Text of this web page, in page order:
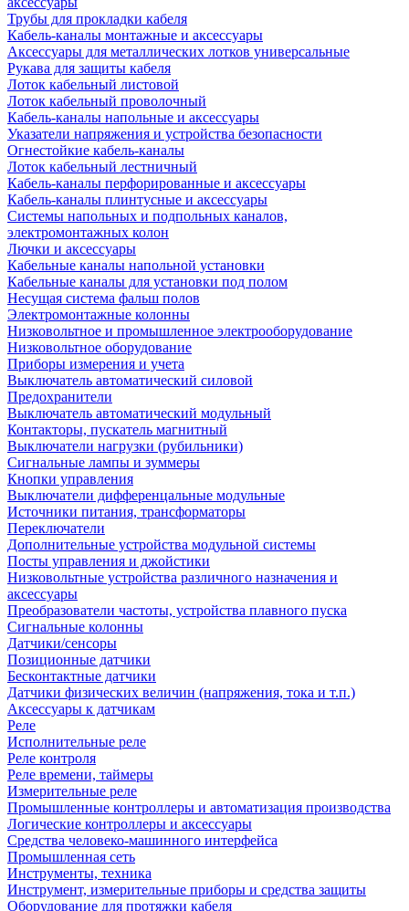
Трубы для прокладки кабеля
Кабель-каналы монтажные и аксессуары
Аксессуары для металлических лотков универсальные
Рукава для защиты кабеля
Лоток кабельный листовой
Лоток кабельный проволочный
Кабель-каналы напольные и аксессуары
Указатели напряжения и устройства безопасности
Огнестойкие кабель-каналы
Лоток кабельный лестничный
Кабель-каналы перфорированные и аксессуары
Кабель-каналы плинтусные и аксессуары
Системы напольных и подпольных каналов,
электромонтажных колон
Лючки и аксессуары
Кабельные каналы напольной установки
Кабельные каналы для установки под полом
Несущая система фальш полов
Электромонтажные колонны
Низковольтное и промышленное электрооборудование
Низковольтное оборудование
Приборы измерения и учета
Выключатель автоматический силовой
Предохранители
Выключатель автоматический модульный
Контакторы, пускатель магнитный
Выключатели нагрузки (рубильники)
Сигнальные лампы и зуммеры
Кнопки управления
Выключатели дифференцальные модульные
Источники питания, трансформаторы
Переключатели
Дополнительные устройства модульной системы
Посты управления и джойстики
Низковольтные устройства различного назначения и
аксессуары
Преобразователи частоты, устройства плавного пуска
Сигнальные колонны
Датчики/сенсоры
Позиционные датчики
Бесконтактные датчики
Датчики физических величин (напряжения, тока и т.п.)
Аксессуары к датчикам
Реле
Исполнительные реле
Реле контроля
Реле времени, таймеры
Измерительные реле
Промышленные контроллеры и автоматизация производства
Логические контроллеры и аксессуары
Средства человеко-машинного интерфейса
Промышленная сеть
Инструменты, техника
Инструмент, измерительные приборы и средства защиты
Оборудование для протяжки кабеля